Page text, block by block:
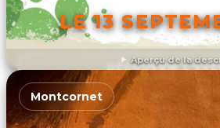
Aperçu de la
LE 13
DÉCOUVRIR
Montcornet